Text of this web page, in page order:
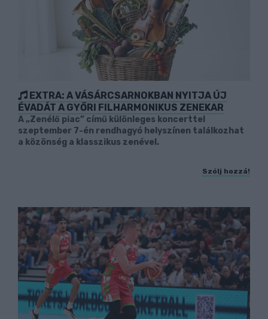
EXTRA: A VÁSÁRCSARNOKBAN NYITJA ÚJ
ÉVADÁT A GYŐRI FILHARMONIKUS ZENEKAR
A „Zenélő piac” című különleges koncerttel
szeptember 7-én rendhagyó helyszínen találkozhat
a közönség a klasszikus zenével.
Szólj hozzá!